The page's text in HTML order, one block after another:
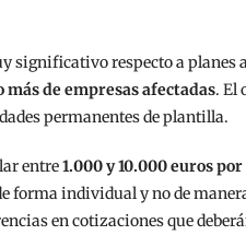
significativo respecto a planes
de empresas afectadas. El
permanentes de plantilla.
entre1.000 y 10.000 euros
forma individual y no de
en cotizaciones que